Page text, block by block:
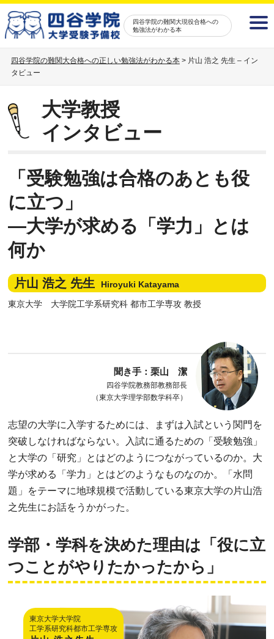
四谷学院の難関大現役合格への
勉強法がわかる本
四谷学院の難関大合格への正しい勉強法がわかる本> 片山 浩之 先生 – イン
タビュー
大学教授
インタビュー
「受験勉強は合格のあとも役
に立つ」
―大学が求める「学力」とは
何か
片山 浩之 先生
Hiroyuki Katayama
東京大学 大学院工学系研究科 都市工学専攻 教授
聞き手：栗山 潔
四谷学院教務部教務部長
（東京大学理学部数学科卒）
志望の大学に入学するためには、まずは入試という関門を
突破しなければならない。入試に通るための「受験勉強」
と大学の「研究」とはどのようにつながっているのか。大
学が求める「学力」とはどのようなものなのか。「水問
題」をテーマに地球規模で活動している東京大学の片山浩
之先生にお話をうかがった。
学部・学科を決めた理由は「役に立
つことがやりたかったから」
東京大学大学院
工学系研究科都市工学専攻